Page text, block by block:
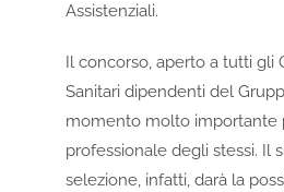
Assistenziali.
Il concorso, aperto a tutti gli
Sanitari dipendenti del
momento molto importante
professionale degli stessi. Il
selezione, infatti, darà la